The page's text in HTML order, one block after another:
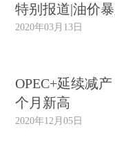
特别报道|油价
2020年03月13日
OPEC+延续减
个月新高
2020年12月05日